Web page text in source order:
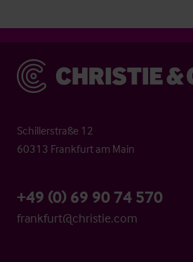
Christie & Co
Schillerstraße 12
60313 Frankfurt am Main
+49 (0) 69 90 74 570
frankfurt@christie.com